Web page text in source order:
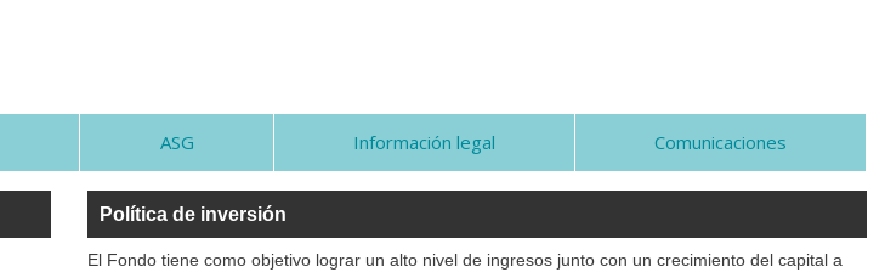
ASG Información legal Comunicaciones
Política de inversión
El Fondo tiene como objetivo lograr un alto nivel de ingresos junto con un crecimiento del capital a